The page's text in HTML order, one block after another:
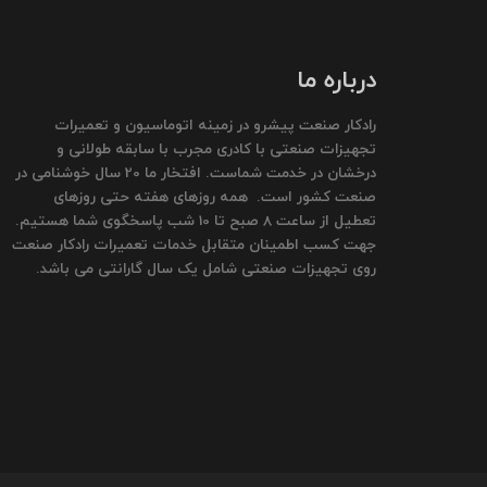
درباره ما
رادکار صنعت پیشرو در زمینه اتوماسیون و تعمیرات
تجهیزات صنعتی با کادری مجرب با سابقه طولانی و
درخشان در خدمت شماست. افتخار ما 20 سال خوشنامی در
صنعت کشور است. همه روزهای هفته حتی روزهای
تعطیل از ساعت 8 صبح تا 10 شب پاسخگوی شما هستیم.
جهت کسب اطمینان متقابل خدمات تعمیرات رادکار صنعت
روی تجهیزات صنعتی شامل یک سال گارانتی می باشد.